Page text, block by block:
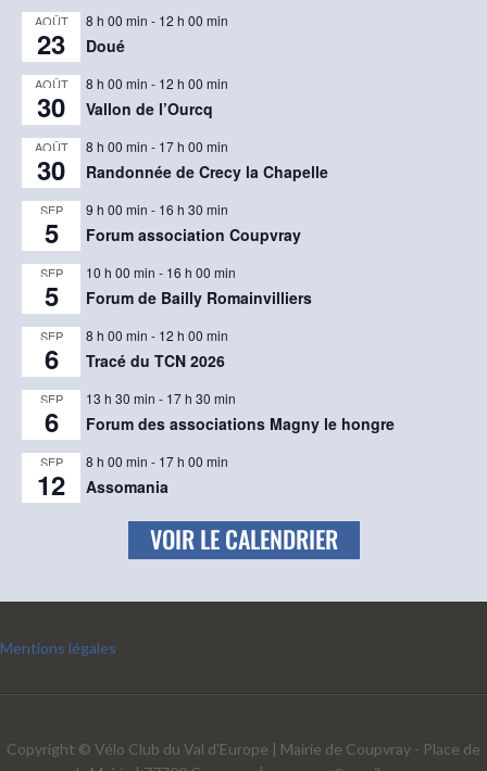
AOÛT
23
8 h 00 min - 12 h 00 min
Doué
AOÛT
30
8 h 00 min - 12 h 00 min
Vallon de l’Ourcq
AOÛT
30
8 h 00 min - 17 h 00 min
Randonnée de Crecy la Chapelle
SEP
5
9 h 00 min - 16 h 30 min
Forum association Coupvray
SEP
5
10 h 00 min - 16 h 00 min
Forum de Bailly Romainvilliers
SEP
6
8 h 00 min - 12 h 00 min
Tracé du TCN 2026
SEP
6
13 h 30 min - 17 h 30 min
Forum des associations Magny le hongre
SEP
12
8 h 00 min - 17 h 00 min
Assomania
VOIR LE CALENDRIER
Mentions légales
Copyright © Vélo Club du Val d'Europe | Mairie de Coupvray - Place de